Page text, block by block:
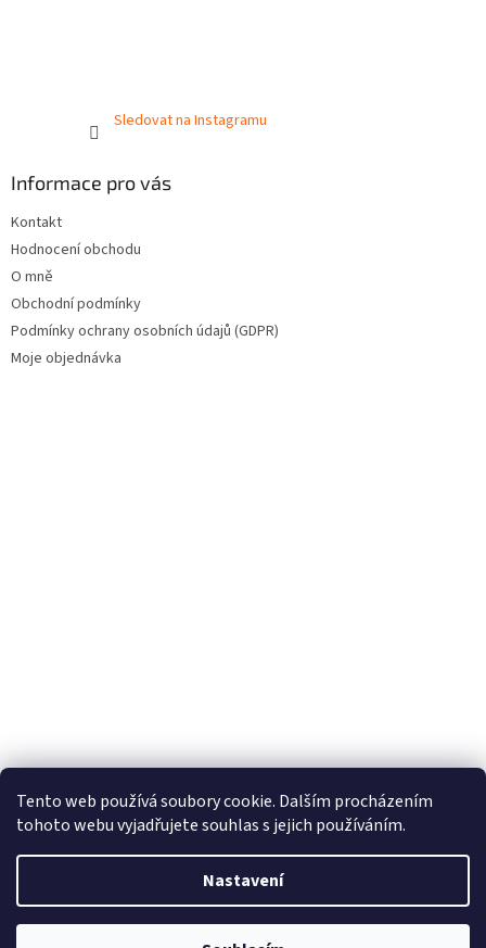
Tento web používá soubory cookie. Dalším procházením
tohoto webu vyjadřujete souhlas s jejich používáním.
Nastavení
Sledovat na Instagramu
Informace pro vás
Kontakt
Hodnocení obchodu
O mně
Obchodní podmínky
Podmínky ochrany osobních údajů (GDPR)
Moje objednávka
Vytvořil Shoptet